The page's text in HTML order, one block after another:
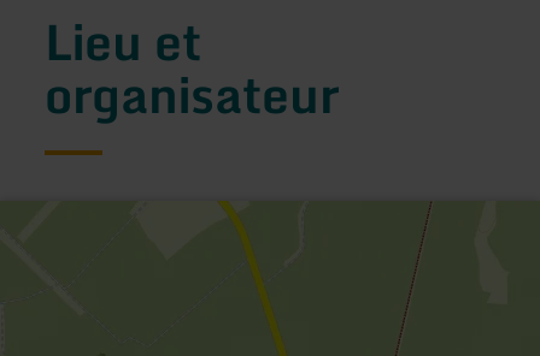
Lieu et
organisateur